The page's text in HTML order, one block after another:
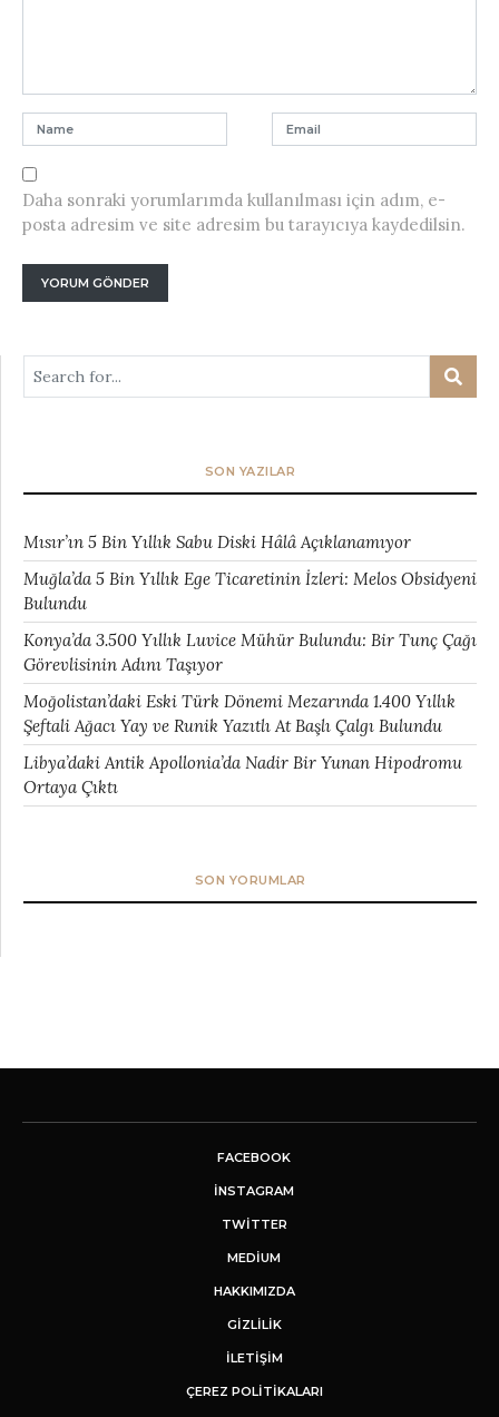
Daha sonraki yorumlarımda kullanılması için adım, e-
posta adresim ve site adresim bu tarayıcıya kaydedilsin.
SON YAZILAR
Mısır’ın 5 Bin Yıllık Sabu Diski Hâlâ Açıklanamıyor
Muğla’da 5 Bin Yıllık Ege Ticaretinin İzleri: Melos Obsidyeni
Bulundu
Konya’da 3.500 Yıllık Luvice Mühür Bulundu: Bir Tunç Çağı
Görevlisinin Adını Taşıyor
Moğolistan’daki Eski Türk Dönemi Mezarında 1.400 Yıllık
Şeftali Ağacı Yay ve Runik Yazıtlı At Başlı Çalgı Bulundu
Libya’daki Antik Apollonia’da Nadir Bir Yunan Hipodromu
Ortaya Çıktı
SON YORUMLAR
FACEBOOK
INSTAGRAM
TWITTER
MEDIUM
HAKKIMIZDA
GİZLİLİK
İLETIŞIM
ÇEREZ POLITIKALARI